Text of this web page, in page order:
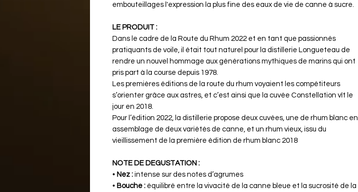
embouteillages l'expression la plus fine des eaux de vie de canne à sucre.
LE PRODUIT :
Dans le cadre de la Route du Rhum 2022 et en tant que passionnés
pratiquants de voile, il était tout naturel pour la distillerie Longueteau de
rendre un nouvel hommage aux générations mythiques de marins qui ont
pris part à la course depuis 1978.
Les premières éditions de la route du rhum voyaient les compétiteurs
s’orienter grâce aux astres, et c’est ainsi que la cuvée Constellation vît le
jour en 2018.
Pour l’édition 2022, la distillerie propose deux cuvées, une de rhum blanc en
assemblage de deux variétés de canne, et un rhum vieux, issu du
vieillissement de la première édition de rhum blanc 2018
NOTE DE DEGUSTATION :
• Nez : intense sur des notes d’agrumes
• Bouche : équilibré entre la vivacité de la canne bleue et la sucrosité de la